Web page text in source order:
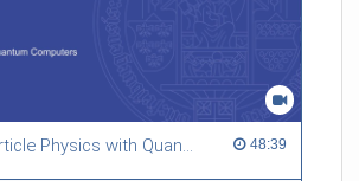
Simulating Particle Physics with Quantum Computers 48:39